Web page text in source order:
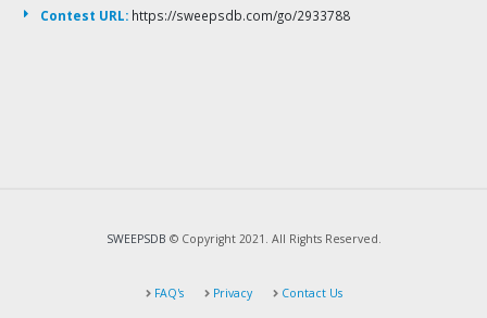
Contest URL: https://sweepsdb.com/go/2933788
SWEEPSDB © Copyright 2021. All Rights Reserved.
FAQ's Privacy Contact Us